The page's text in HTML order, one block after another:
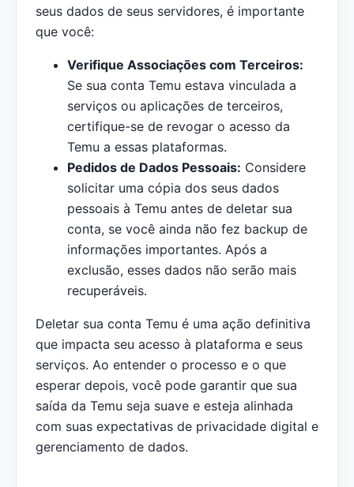
seus dados de seus servidores, é importante
que você:
Verifique Associações com Terceiros:
Se sua conta Temu estava vinculada a
serviços ou aplicações de terceiros,
certifique-se de revogar o acesso da
Temu a essas plataformas.
Pedidos de Dados Pessoais: Considere
solicitar uma cópia dos seus dados
pessoais à Temu antes de deletar sua
conta, se você ainda não fez backup de
informações importantes. Após a
exclusão, esses dados não serão mais
recuperáveis.
Deletar sua conta Temu é uma ação definitiva
que impacta seu acesso à plataforma e seus
serviços. Ao entender o processo e o que
esperar depois, você pode garantir que sua
saída da Temu seja suave e esteja alinhada
com suas expectativas de privacidade digital e
gerenciamento de dados.